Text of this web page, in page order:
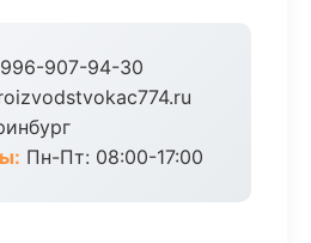
907-94-30
Пн-Пт: 08:00-17:00